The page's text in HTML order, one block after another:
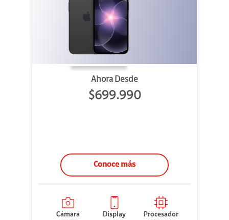
Ahora Desde
$699.990
Conoce más
Cámara
Display
Procesador